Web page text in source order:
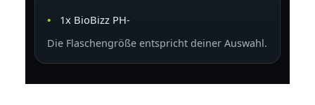
1x BioBizz PH-
Die Flaschengröße entspricht deiner Auswahl.